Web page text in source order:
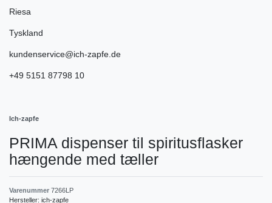
Riesa
Tyskland
kundenservice@ich-zapfe.de
+49 5151 87798 10
Ich-zapfe
PRIMA dispenser til spiritusflasker
hængende med tæller
Varenummer 7266LP
Hersteller: ich-zapfe